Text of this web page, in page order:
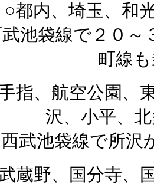
○都内、埼玉、和
池袋線で２０～
町線
指、航空公園、
沢、小平、
西武池袋線で所沢
蔵野、国分寺、